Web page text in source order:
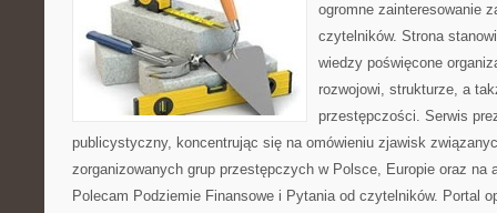
ogromne zainteresowanie
czytelników. Strona
wiedzy poświęcone
rozwojowi, strukturze, a
przestępczości. Serwis
publicystyczny, koncentrując się na omówieniu zjawisk
zorganizowanych grup przestępczych w Polsce, Europie oraz na
Polecam Podziemie Finansowe i Pytania od czytelników. Portal